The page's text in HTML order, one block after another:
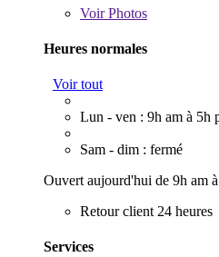
VoirPhotos
Heures normales
Voir tout
Lun - ven : 9h am à 5h
Sam - dim : fermé
Ouvert aujourd'hui de 9h am
Retour client 24 heures
Services